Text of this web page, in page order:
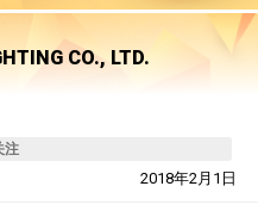
CO., LTD.
注
2018年2月1日